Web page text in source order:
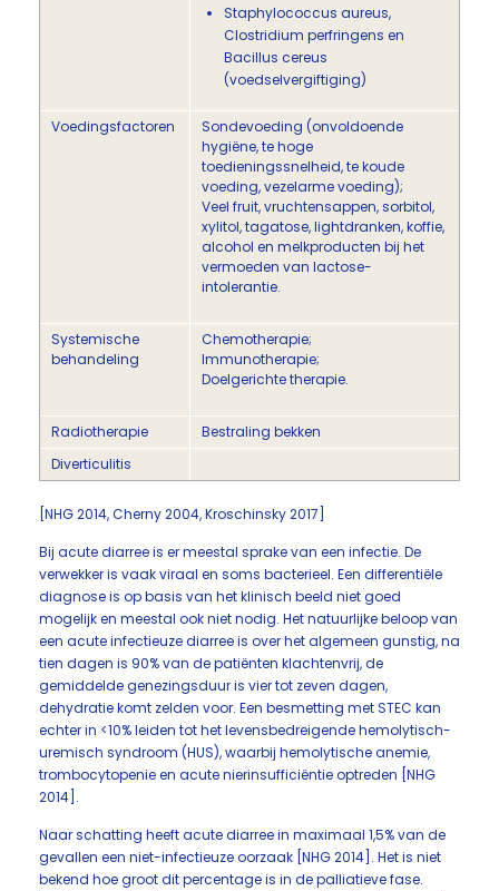
Staphylococcus aureus,
Clostridium perfringens en
Bacillus cereus
(voedselvergiftiging)
Voedingsfactoren
Sondevoeding (onvoldoende
hygiëne, te hoge
toedieningssnelheid, te koude
voeding, vezelarme voeding);
Veel fruit, vruchtensappen, sorbitol,
xylitol, tagatose, lightdranken, koffie,
alcohol en melkproducten bij het
vermoeden van lactose-
intolerantie.
Systemische
behandeling
Chemotherapie;
Immunotherapie;
Doelgerichte therapie.
Radiotherapie
Bestraling bekken
Diverticulitis
[NHG 2014, Cherny 2004, Kroschinsky 2017]
Bij acute diarree is er meestal sprake van een infectie. De
verwekker is vaak viraal en soms bacterieel. Een differentiële
diagnose is op basis van het klinisch beeld niet goed
mogelijk en meestal ook niet nodig. Het natuurlijke beloop van
een acute infectieuze diarree is over het algemeen gunstig, na
tien dagen is 90% van de patiënten klachtenvrij, de
gemiddelde genezingsduur is vier tot zeven dagen,
dehydratie komt zelden voor. Een besmetting met STEC kan
echter in <10% leiden tot het levensbedreigende hemolytisch-
uremisch syndroom (HUS), waarbij hemolytische anemie,
trombocytopenie en acute nierinsufficiëntie optreden [NHG
2014].
Naar schatting heeft acute diarree in maximaal 1,5% van de
gevallen een niet-infectieuze oorzaak [NHG 2014]. Het is niet
bekend hoe groot dit percentage is in de palliatieve fase.